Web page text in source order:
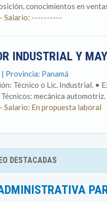
conocimientos en
Salario: ----------
INDUSTRIAL Y
Provincia: Panamá
Técnico o Lic. Industrial. •
mecánica
En propuesta laboral
DESTACADAS